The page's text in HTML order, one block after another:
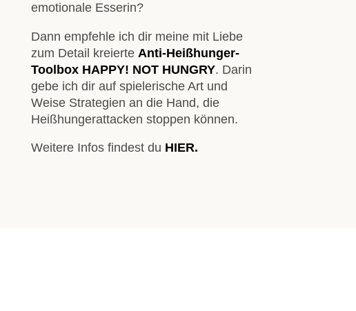
emotionale Esserin?
Dann empfehle ich dir meine mit Liebe
zum Detail kreierte Anti-Heißhunger-
Toolbox HAPPY! NOT HUNGRY. Darin
gebe ich dir auf spielerische Art und
Weise Strategien an die Hand, die
Heißhungerattacken stoppen können.
Weitere Infos findest du HIER.